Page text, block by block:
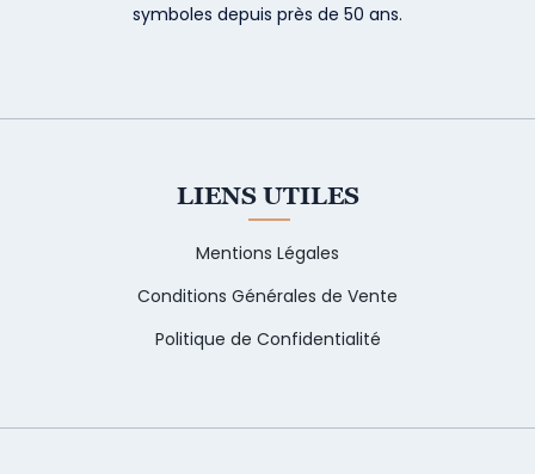
symboles depuis près de 50 ans.
LIENS UTILES
Mentions Légales
Conditions Générales de Vente
Politique de Confidentialité